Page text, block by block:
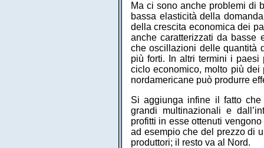
Ma ci sono anche problemi di
bassa elasticità della
della crescita economica dei
anche caratterizzati da basse
che oscillazioni delle quantità
più forti. In altri termini i paesi
ciclo economico, molto più
nordamericane può produrre
Si aggiunga infine il fatto
grandi multinazionali e
profitti in esse ottenuti
ad esempio che del prezzo di
produttori; il resto va al Nord.